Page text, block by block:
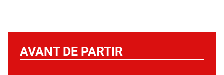
AVANT DE PARTIR